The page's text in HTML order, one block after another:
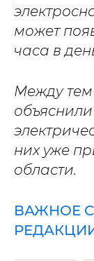
может
часа в
Между
объяснили
них уже
области.
ВАЖНОЕ